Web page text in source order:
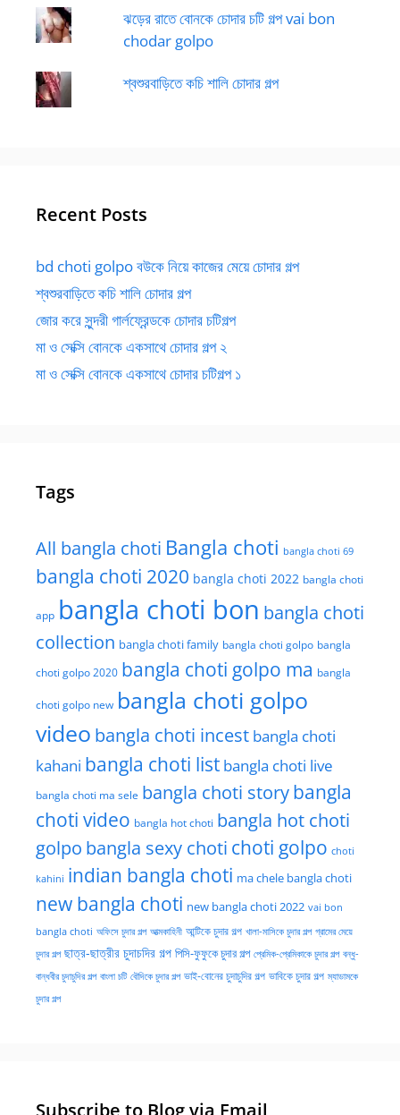
ঝড়ের রাতে বোনকে চোদার চটি গল্প vai bon
chodar golpo
শ্বশুরবাড়িতে কচি শালি চোদার গল্প
Recent Posts
bd choti golpo বউকে নিয়ে কাজের মেয়ে চোদার গল্প
শ্বশুরবাড়িতে কচি শালি চোদার গল্প
জোর করে সুন্দরী গার্লফ্রেন্ডকে চোদার চটিগল্প
মা ও সেক্সি বোনকে একসাথে চোদার গল্প ২
মা ও সেক্সি বোনকে একসাথে চোদার চটিগল্প ১
Tags
All bangla choti Bangla choti bangla choti 69
bangla choti 2020 bangla choti 2022 bangla choti
app bangla choti bon bangla choti
collection bangla choti family bangla choti golpo bangla
choti golpo 2020 bangla choti golpo ma bangla
choti golpo new bangla choti golpo
video bangla choti incest bangla choti
kahani bangla choti list bangla choti live
bangla choti ma sele bangla choti storybangla
choti video bangla hot choti bangla hot choti
golpo bangla sexy choti choti golpo choti
kahini indian bangla choti ma chele bangla choti
new bangla choti new bangla choti 2022 vai bon
bangla choti অফিসে চুদার গল্প আত্মকাহিনী আন্টিকে চুদার গল্প খালা-মাসিকে চুদার গল্প গ্রামের মেয়ে
চুদার গল্প ছাত্র-ছাত্রীর চুদাচদির গল্প পিসি-ফুফুকে চুদার গল্প প্রেমিক-প্রেমিকাকে চুদার গল্প বন্ধু-
বান্ধবীর চুদাচুদির গল্প বাংলা চটি বৌদিকে চুদার গল্প ভাই-বোনের চুদাচুদির গল্প ভাবিকে চুদার গল্প ম্যাডামকে
চুদার গল্প
Subscribe to Blog via Email